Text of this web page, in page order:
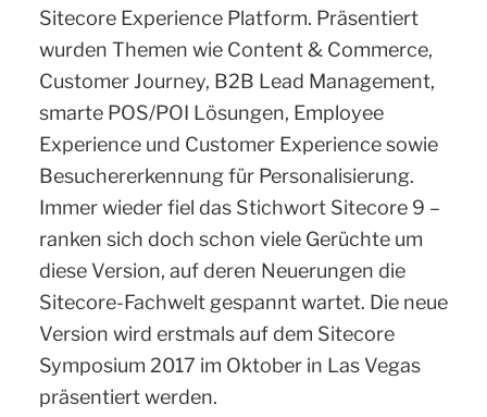
Sitecore Experience Platform. Präsentiert
wurden Themen wie Content & Commerce,
Customer Journey, B2B Lead Management,
smarte POS/POI Lösungen, Employee
Experience und Customer Experience sowie
Besuchererkennung für Personalisierung.
Immer wieder fiel das Stichwort Sitecore 9 –
ranken sich doch schon viele Gerüchte um
diese Version, auf deren Neuerungen die
Sitecore-Fachwelt gespannt wartet. Die neue
Version wird erstmals auf dem Sitecore
Symposium 2017 im Oktober in Las Vegas
präsentiert werden.